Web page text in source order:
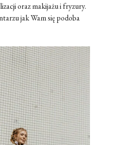
oraz makijażu i fryzury.
jak Wam się podoba